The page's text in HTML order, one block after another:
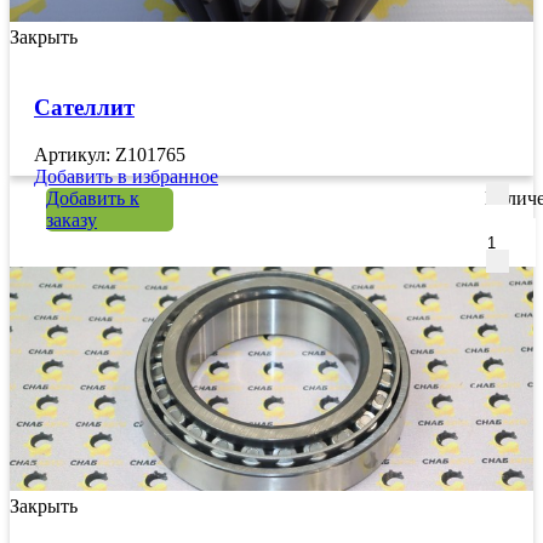
Закрыть
Сателлит
Артикул: Z101765
Добавить в избранное
Добавить к
заказу
Закрыть